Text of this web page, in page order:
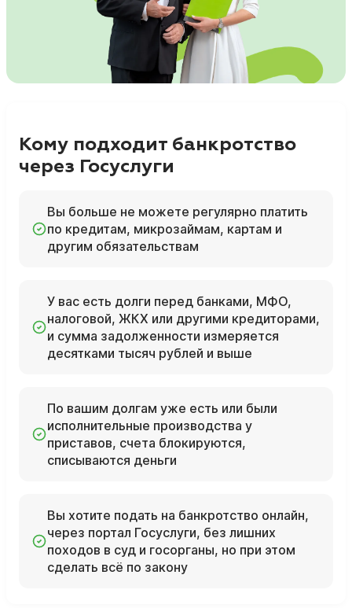
Кому подходит банкротство
через Госуслуги
Вы больше не можете регулярно платить
по кредитам, микрозаймам, картам и
другим обязательствам
У вас есть долги перед банками, МФО,
налоговой, ЖКХ или другими кредиторами,
и сумма задолженности измеряется
десятками тысяч рублей и выше
По вашим долгам уже есть или были
исполнительные производства у
приставов, счета блокируются,
списываются деньги
Вы хотите подать на банкротство онлайн,
через портал Госуслуги, без лишних
походов в суд и госорганы, но при этом
сделать всё по закону